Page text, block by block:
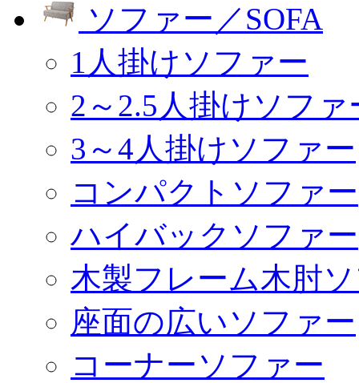
ソファー／SOFA
1人掛けソファー
2～2.5人掛けソファ
3～4人掛けソファー
コンパクトソファー
ハイバックソファー
木製フレーム木肘
座面の広いソファー
コーナーソファー